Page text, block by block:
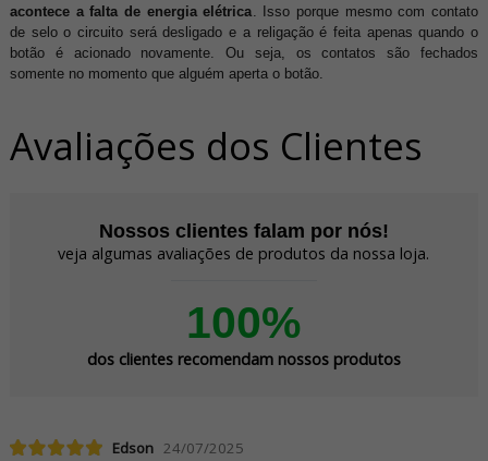
acontece a falta de energia elétrica . Isso porque mesmo com contato
de selo o circuito será desligado e a religação é feita apenas quando o
botão é acionado novamente. Ou seja, os contatos são fechados
somente no momento que alguém aperta o botão.
Avaliações dos Clientes
Nossos clientes falam por nós!
veja algumas avaliações de produtos da nossa loja.
100%
dos clientes recomendam nossos produtos
Edson 24/07/2025